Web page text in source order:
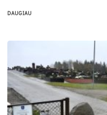
DAUGIAU